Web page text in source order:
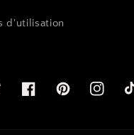
d'utilisation
FacebookPinterestInstagram